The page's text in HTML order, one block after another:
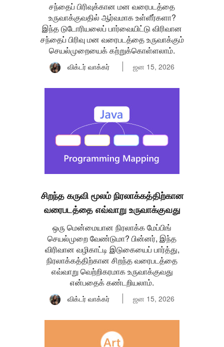
சந்தைப் பிரிவுக்கான மன வரைபடத்தை
உருவாக்குவதில் ஆர்வமாக உள்ளீர்களா?
இந்த டுடோரியலைப் பார்வையிட்டு விரிவான
சந்தைப் பிரிவு மன வரைபடத்தை உருவாக்கும்
செயல்முறையைக் கற்றுக்கொள்ளலாம்.
விக்டர் வாக்கர் ஜன 15, 2026
சிறந்த கருவி மூலம் நிரலாக்கத்திற்கான
வரைபடத்தை எவ்வாறு உருவாக்குவது
ஒரு மென்மையான நிரலாக்க மேப்பிங்
செயல்முறை வேண்டுமா? பின்னர், இந்த
விரிவான வழிகாட்டி இடுகையைப் பார்த்து,
நிரலாக்கத்திற்கான சிறந்த வரைபடத்தை
எவ்வாறு வெற்றிகரமாக உருவாக்குவது
என்பதைக் கண்டறியலாம்.
விக்டர் வாக்கர் ஜன 15, 2026